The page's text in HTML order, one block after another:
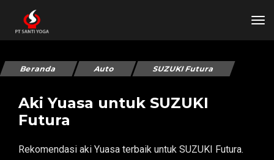
Beranda Auto SUZUKI Futura
Aki Yuasa untuk SUZUKI
Futura
Rekomendasi aki Yuasa terbaik untuk SUZUKI Futura.